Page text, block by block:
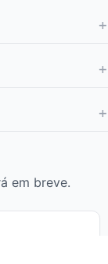
em breve.